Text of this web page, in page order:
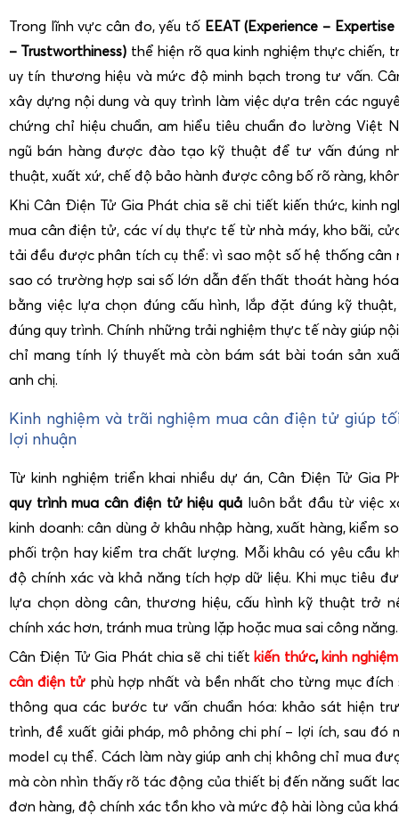
Trong lĩnh vực cân đo, yếu tố EEAT (Experience –
– Trustworthiness) thể hiện rõ qua kinh nghiệm thực chiến,
uy tín thương hiệu và mức độ minh bạch trong tư vấn.
xây dựng nội dung và quy trình làm việc dựa trên các
chứng chỉ hiệu chuẩn, am hiểu tiêu chuẩn đo lường Việt
ngũ bán hàng được đào tạo kỹ thuật để tư vấn đúng
thuật, xuất xứ, chế độ bảo hành được công bố rõ ràng,
Khi Cân Điện Tử Gia Phát chia sẽ chi tiết kiến thức, kinh
mua cân điện tử, các ví dụ thực tế từ nhà máy, kho bãi,
tải đều được phân tích cụ thể: vì sao một số hệ thống cân
sao có trường hợp sai số lớn dẫn đến thất thoát hàng
bằng việc lựa chọn đúng cấu hình, lắp đặt đúng kỹ
đúng quy trình. Chính những trải nghiệm thực tế này giúp
chỉ mang tính lý thuyết mà còn bám sát bài toán sản
anh chị.
Kinh nghiệm và trãi nghiệm mua cân điện tử giúp
lợi nhuận
Từ kinh nghiệm triển khai nhiều dự án, Cân Điện Tử Gia
quy trình mua cân điện tử hiệu quảluôn bắt đầu từ việc
kinh doanh: cân dùng ở khâu nhập hàng, xuất hàng, kiểm
phối trộn hay kiểm tra chất lượng. Mỗi khâu có yêu cầu
độ chính xác và khả năng tích hợp dữ liệu. Khi mục tiêu
lựa chọn dòng cân, thương hiệu, cấu hình kỹ thuật trở
chính xác hơn, tránh mua trùng lặp hoặc mua sai công năng.
Cân Điện Tử Gia Phát chia sẽ chi tiếtkiến thức,kinh nghiệm
cân điện tử phù hợp nhất và bền nhất cho từng mục đích
thông qua các bước tư vấn chuẩn hóa: khảo sát hiện
trình, đề xuất giải pháp, mô phỏng chi phí – lợi ích, sau đó
model cụ thể. Cách làm này giúp anh chị không chỉ mua
mà còn nhìn thấy rõ tác động của thiết bị đến năng suất
đơn hàng, độ chính xác tồn kho và mức độ hài lòng của